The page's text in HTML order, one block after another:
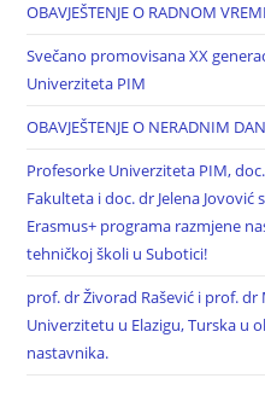
OBAVJEŠTENJE O RADNOM
Svečano promovisana XX
Univerziteta PIM
OBAVJEŠTENJE O NERADNIM
Profesorke Univerziteta PIM,
Fakulteta i doc. dr Jelena
Erasmus+ programa razmjene
tehničkoj školi u Subotici!
prof. dr Živorad Rašević i prof. dr
Univerzitetu u Elazigu, Turska u
nastavnika.